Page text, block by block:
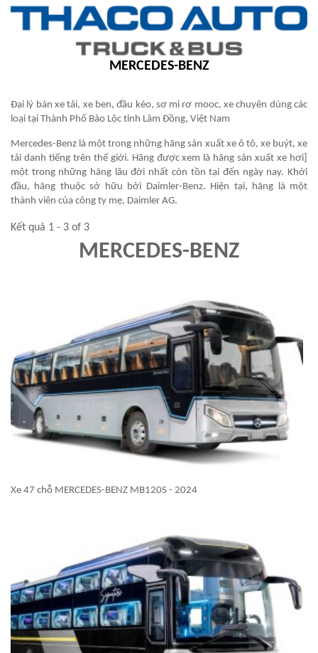
MERCEDES-BENZ
Đại lý bán xe tải, xe ben, đầu kéo, sơ mi rơ mooc, xe chuyên dùng các
loại tại Thành Phố Bảo Lộc tỉnh Lâm Đồng, Việt Nam
Mercedes-Benz là một trong những hãng sản xuất xe ô tô, xe buýt, xe
tải danh tiếng trên thế giới. Hãng được xem là hãng sản xuất xe hơi]
một trong những hãng lâu đời nhất còn tồn tại đến ngày nay. Khởi
đầu, hãng thuộc sở hữu bởi Daimler-Benz. Hiện tại, hãng là một
thành viên của công ty mẹ, Daimler AG.
Kết quả 1 - 3 of 3
MERCEDES-BENZ
Xe 47 chỗ MERCEDES-BENZ MB120S - 2024